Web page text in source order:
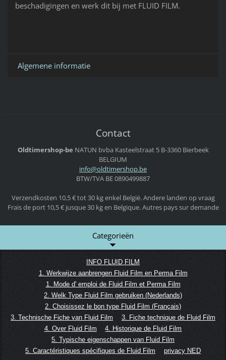
beschadigingen en werk dit bij met FLUID FILM.
Algemene informatie
Contact
Oldtimershop-be NATUN bvba Kasteelstraat 5B-3360 Bierbeek
BELGIUM
info@oldtimershop.be
BTW/TVA BE 0890499887
Verzendkosten 10,5 € tot 30 kg enkel België. Andere landen op vraag
Frais de port 10,5 € jusque 30 kg en Belgique. Autres pays sur demande
Categorieën
INFO FLUID FILM
1. Werkwijze aanbrengen Fluid Film en Perma Film
1. Mode d' emploi de Fluid Film et Perma Film
2. Welk Type Fluid Film gebruiken (Nederlands)
2. Choisissez le bon type Fluid Film (Français)
3. Technische Fiche van Fluid Film
3. Fiche technique de Fluid Film
4. Over Fluid Film
4. Historique de Fluid Film
5. Typische eigenschappen van Fluid Film
5. Caractéristiques spécifiques de Fluid Film
privacy NED